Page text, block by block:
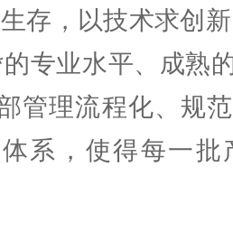
存，以技术求创
专业水平、成熟
管理流程化、规
系，使得每一批